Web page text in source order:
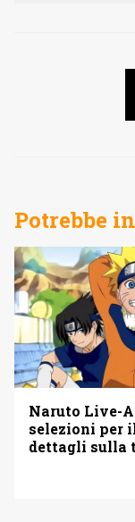
Potrebbe
Naruto Live-
selezioni per
dettagli sulla